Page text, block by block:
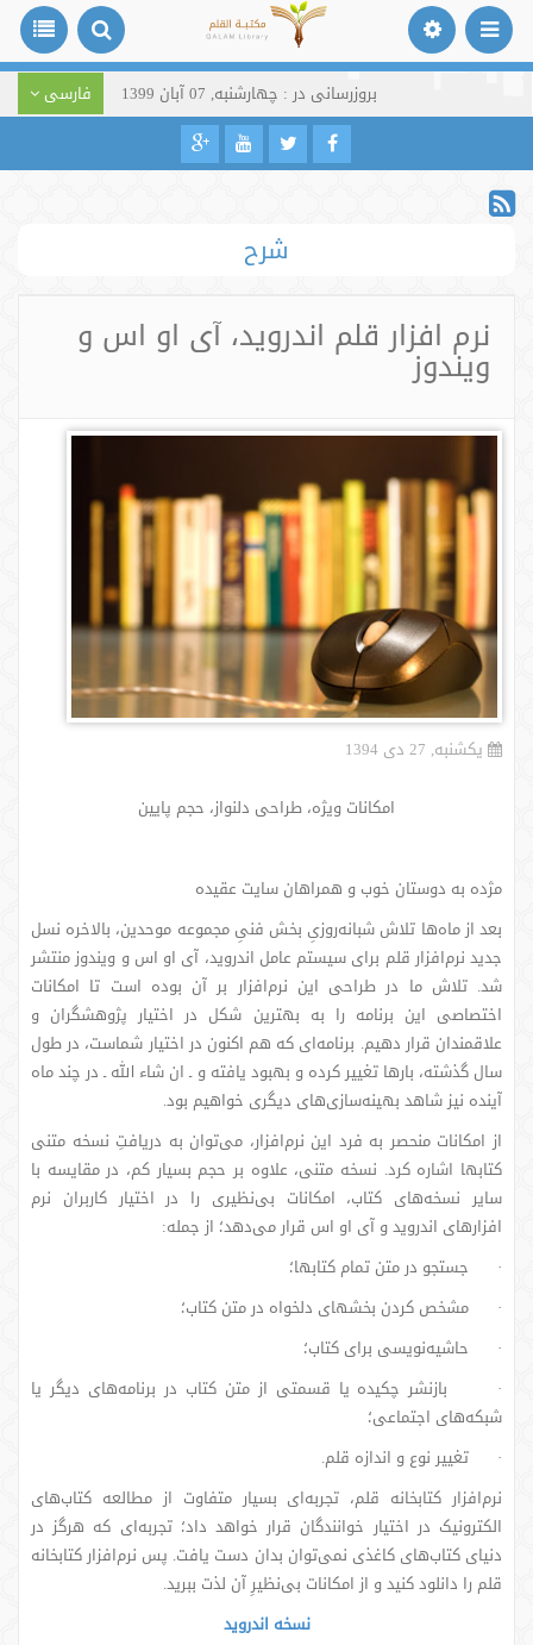
بروزرسانی در : چهارشنبه, 07 آبان 1399 فارسی
شرح
نرم افزار قلم اندروید، آی او اس و
ویندوز
یکشنبه, 27 دی 1394
امکانات ویژه، طراحی دلنواز، حجم پایین
مژده به دوستان خوب و همراهان سایت عقیده
بعد از ماه‌ها تلاش شبانه‌روزیِ بخش فنیِ مجموعه موحدین، بالاخره نسل
جدید نرم‌افزار قلم برای سیستم عامل اندروید، آی او اس و ویندوز منتشر
شد. تلاش ما در طراحی این نرم‌افزار بر آن بوده است تا امکانات
اختصاصی این برنامه را به بهترین شکل در اختیار پژوهشگران و
علاقمندان قرار دهیم. برنامه‌ای که هم اکنون در اختیار شماست، در طول
سال گذشته، بارها تغییر کرده و بهبود یافته و ـ ان شاء الله ـ در چند ماه
آینده نیز شاهد بهینه‌سازی‌های دیگری خواهیم بود.
از امکانات منحصر به فرد این نرم‌افزار، می‌توان به دریافتِ نسخه متنی
کتابها اشاره کرد. نسخه متنی، علاوه بر حجم بسیار کم، در مقایسه با
سایر نسخه‌های کتاب، امکانات بی‌نظیری را در اختیار کاربران نرم
افزارهای اندروید و آی او اس قرار می‌دهد؛ از جمله:
· جستجو در متن تمام کتابها؛
· مشخص کردن بخشهای دلخواه در متن کتاب؛
· حاشیه‌نویسی برای کتاب؛
· بازنشر چکیده یا قسمتی از متن کتاب در برنامه‌های دیگر یا
شبکه‌های اجتماعی؛
· تغییر نوع و اندازه قلم.
نرم‌افزار کتابخانه قلم، تجربه‌ای بسیار متفاوت از مطالعه کتاب‌های
الکترونیک در اختیار خوانندگان قرار خواهد داد؛ تجربه‌ای که هرگز در
دنیای کتاب‌های کاغذی نمی‌توان بدان دست یافت. پس نرم‌افزار کتابخانه
قلم را دانلود کنید و از امکانات بی‌نظیرِ آن لذت ببرید.
نسخه اندروید